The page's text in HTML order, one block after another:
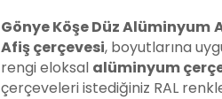
Gönye Köşe Düz Alüminyum
Afiş çerçevesi, boyutlarına
rengi eloksal alüminyum
çerçeveleri istediğiniz RAL